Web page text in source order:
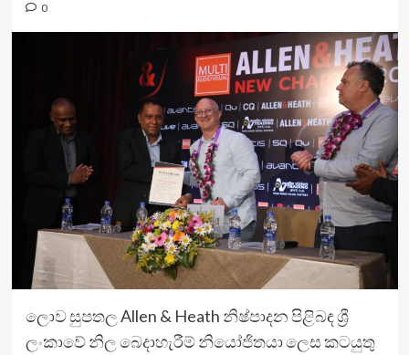
0
ලොව සුපතල Allen & Heath නිෂ්පාදන පිළිබඳ ශ්‍රී
ලංකාවේ නිල බෙදාහැරීම් නියෝජිතයා ලෙස කටයුතු